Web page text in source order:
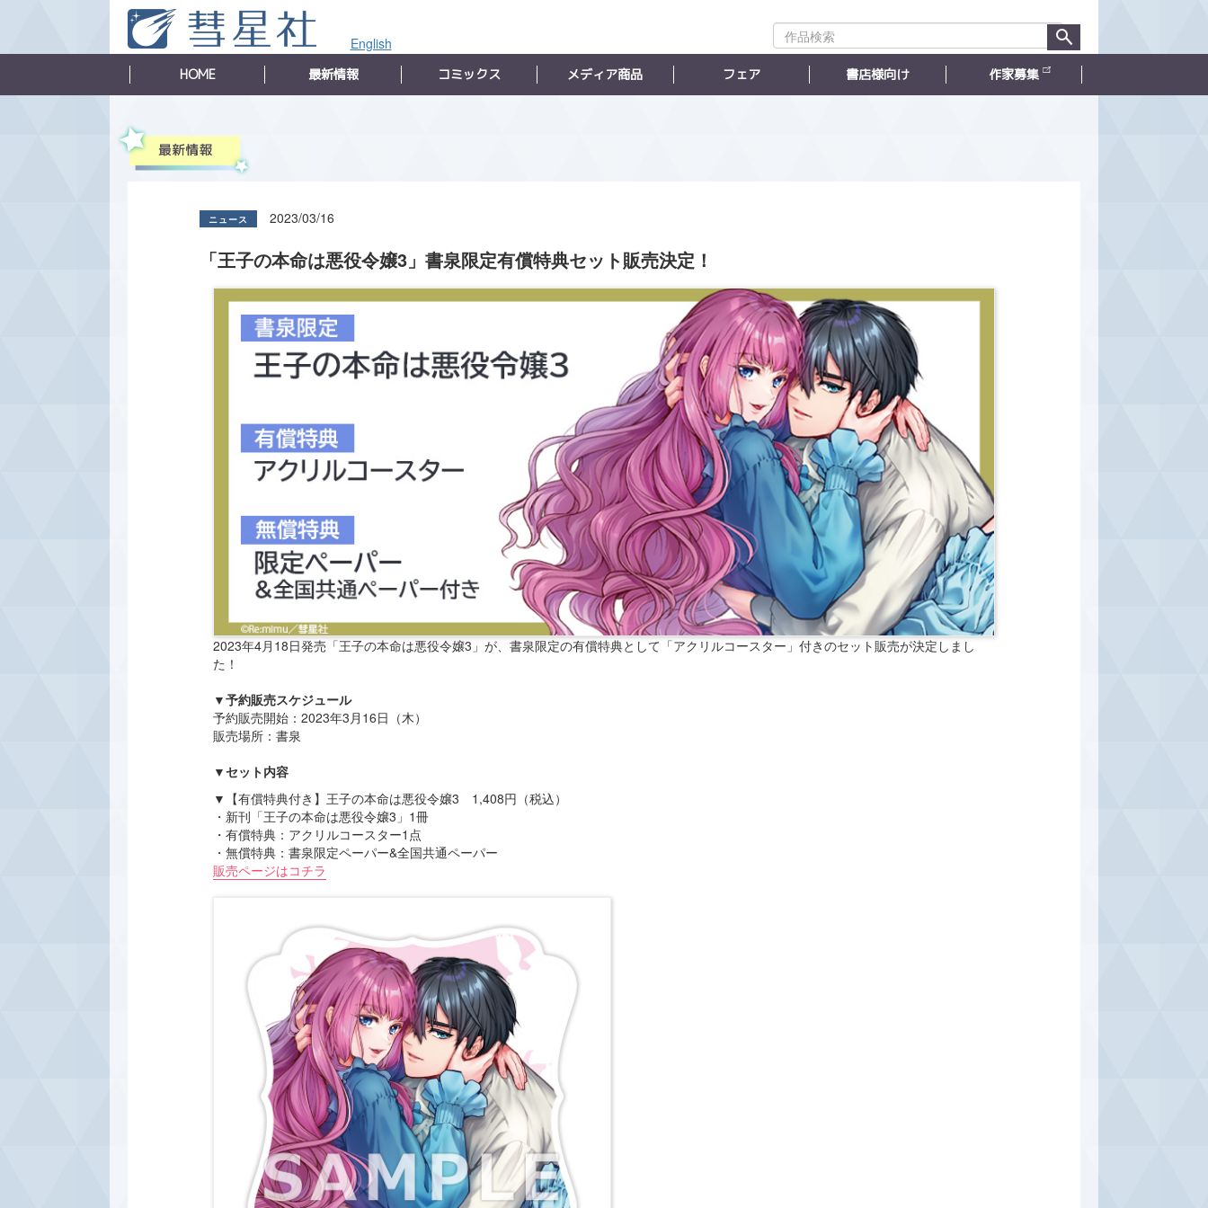
English
作
品
HOME 最新情報 コミックス メディア商品 フェア 書店様向け 作家募集
2023/03/16
「王子の本命は悪役令嬢3」書泉限定有償特典セット販売決定！
2023年4月18日発売「王子の本命は悪役令嬢3」が、書泉限定の有償特典として「アクリルコースター」付きのセット販売が決定しまし
た！
▼予約販売スケジュール
予約販売開始：2023年3月16日（木）
販売場所：書泉
▼セット内容
▼【有償特典付き】王子の本命は悪役令嬢3 1,408円（税込）
・新刊「王子の本命は悪役令嬢3」1冊
・有償特典：アクリルコースター1点
・無償特典：書泉限定ペーパー&全国共通ペーパー
販売ページはコチラ